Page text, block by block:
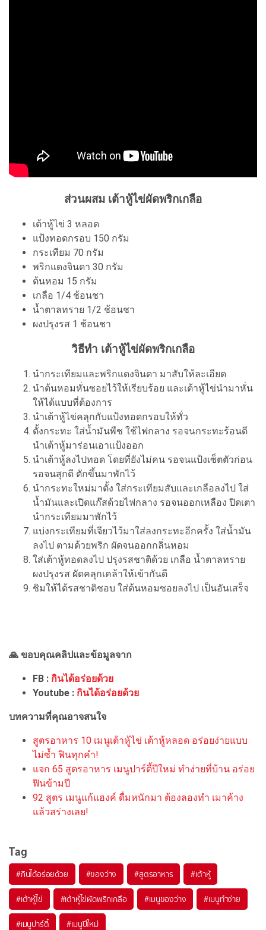
ส่วนผสม เต้าหู้ไข่ผัดพริกเกลือ
เต้าหู้ไข่ 3 หลอด
แป้งทอดกรอบ 150 กรัม
กระเทียม 70 กรัม
พริกแดงจินดา 30 กรัม
ต้นหอม 15 กรัม
เกลือ 1/4 ช้อนชา
น้ำตาลทราย 1/2 ช้อนชา
ผงปรุงรส 1 ช้อนชา
วิธีทำ เต้าหู้ไข่ผัดพริกเกลือ
นำกระเทียมและพริกแดงจินดา มาสับให้ละเอียด
นำต้นหอมหั่นซอยไว้ให้เรียบร้อย และเต้าหู้ไข่นำมาหั่น
ให้ได้แบบที่ต้องการ
นำเต้าหู้ไข่คลุกกับแป้งทอดกรอบให้ทั่ว
ตั้งกระทะ ใส่น้ำมันพืช ใช้ไฟกลาง รอจนกระทะร้อนดี
นำเต้าหู้มาร่อนเอาแป้งออก
นำเต้าหู้ลงไปทอด โดยที่ยังไม่คน รอจนแป้งเซ็ตตัวก่อน
รอจนสุกดี ตักขึ้นมาพักไว้
นำกระทะใหม่มาตั้ง ใส่กระเทียมสับและเกลือลงไป ใส่
น้ำมันและเปิดแก๊สด้วยไฟกลาง รอจนออกเหลือง ปิดเตา
นำกระเทียมมาพักไว้
แบ่งกระเทียมที่เจียวไว้มาใส่ลงกระทะอีกครั้ง ใส่น้ำมัน
ลงไป ตามด้วยพริก ผัดจนออกกลิ่นหอม
ใส่เต้าหู้ทอดลงไป ปรุงรสชาติด้วย เกลือ น้ำตาลทราย
ผงปรุงรส ผัดคลุกเคล้าให้เข้ากันดี
ชิมให้ได้รสชาติชอบ ใส่ต้นหอมซอยลงไป เป็นอันเสร็จ
🙏 ขอบคุณคลิปและข้อมูลจาก
FB : กินได้อร่อยด้วย
Youtube : กินได้อร่อยด้วย
บทความที่คุณอาจสนใจ
สูตรอาหาร 10 เมนูเต้าหู้ไข่ เต้าหู้หลอด อร่อยง่ายแบบ
ไม่ซ้ำ ฟินทุกคำ!
แจก 65 สูตรอาหาร เมนูปาร์ตี้ปีใหม่ ทำง่ายที่บ้าน อร่อย
ฟินข้ามปี
92 สูตร เมนูแก้แฮงค์ ดื่มหนักมา ต้องลองทำ เมาค้าง
แล้วสร่างเลย!
Tag
#กินได้อร่อยด้วย #ของว่าง #สูตรอาหาร #เต้าหู้
#เต้าหู้ไข่ #เต้าหู้ไข่ผัดพริกเกลือ #เมนูของว่าง #เมนูทำง่าย
#เมนูปาร์ตี้ #เมนูปีใหม่